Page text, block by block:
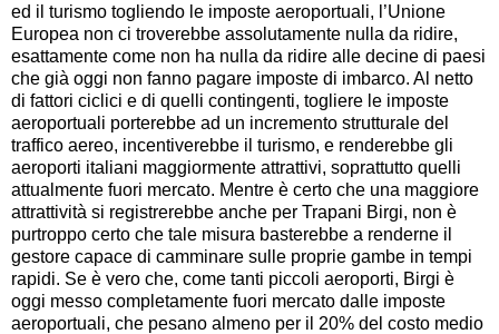
ed il turismo togliendo le imposte aeroportuali, l’Unione
Europea non ci troverebbe assolutamente nulla da ridire,
esattamente come non ha nulla da ridire alle decine di paesi
che già oggi non fanno pagare imposte di imbarco. Al netto
di fattori ciclici e di quelli contingenti, togliere le imposte
aeroportuali porterebbe ad un incremento strutturale del
traffico aereo, incentiverebbe il turismo, e renderebbe gli
aeroporti italiani maggiormente attrattivi, soprattutto quelli
attualmente fuori mercato. Mentre è certo che una maggiore
attrattività si registrerebbe anche per Trapani Birgi, non è
purtroppo certo che tale misura basterebbe a renderne il
gestore capace di camminare sulle proprie gambe in tempi
rapidi. Se è vero che, come tanti piccoli aeroporti, Birgi è
oggi messo completamente fuori mercato dalle imposte
aeroportuali, che pesano almeno per il 20% del costo medio